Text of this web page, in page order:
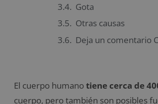
Gota
Otras causas
Deja un comentario
El cuerpo humanotiene cerca de
cuerpo, pero también son posibles